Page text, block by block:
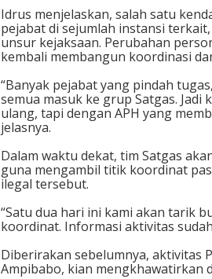
Idrus menjelaskan, salah satu
pejabat di sejumlah instansi
unsur kejaksaan. Perubahan
kembali membangun koordinasi
“Banyak pejabat yang pindah
semua masuk ke grup Satgas. Jadi
ulang, tapi dengan APH yang
jelasnya.
Dalam waktu dekat, tim Satgas
guna mengambil titik koordinat
ilegal tersebut.
“Satu dua hari ini kami akan tarik
koordinat. Informasi aktivitas
Diberirakan sebelumnya, aktivitas
Ampibabo, kian mengkhawatirkan